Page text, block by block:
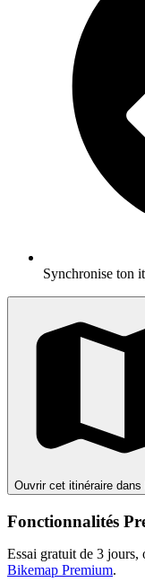
Synchronise ton
Ouvrir cet itinéraire dans
Fonctionnalités
Essai gratuit de 3 jours,
Bikemap Premium.